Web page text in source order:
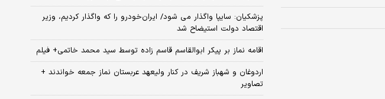
پزشکیان: سایپا واگذار می شود/ ایران‌خودرو را که واگذار کردیم، وزیر
اقتصاد دولت استیضاح شد
اقامه نماز بر پیکر ابوالقاسم قاسم زاده توسط سید محمد خاتمی+ فیلم
اردوغان و شهباز شریف در کنار ولیعهد عربستان نماز جمعه خواندند +
تصاویر